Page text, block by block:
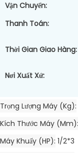
Vận Chuyển:
Thanh Toán:
Thời Gian Giao Hàng:
Nơi Xuất Xứ:
Trọng Lượng Máy (kg)
Kích Thước Máy (mm)
Máy Khuấy (HP) 1/2*3